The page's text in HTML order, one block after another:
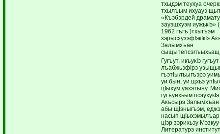
тхыдэм теухуа
тхылъым ихуауэ
«Къэбэрдей
зауэшхуэм иужькIэ»
1962 гъгъ.)тхыгъэм
зэрысхузэфIэкIкIэ
Залымхъан
Гугъут, икъукIэ гугъут
лъабжьэфIрэ
гъэтIылъыгъэрэ
уи бын, уи щхьэ
цIыхум уахэтыну.
гугъуехьым
Акъсырэ
абы щIэныгъэм,
насып щIыхэмылъар,
цIэр зэрихьэу Мэзкуу
Литературэ